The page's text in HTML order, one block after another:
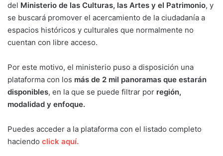
del Ministerio de las Culturas, las Artes y el Patrimonio, y
se buscará promover el acercamiento de la ciudadanía a
espacios históricos y culturales que normalmente no
cuentan con libre acceso.
Por este motivo, el ministerio puso a disposición una
plataforma con los más de 2 mil panoramas que estarán
disponibles, en la que se puede filtrar por región,
modalidad y enfoque.
Puedes acceder a la plataforma con el listado completo
haciendo click aquí.